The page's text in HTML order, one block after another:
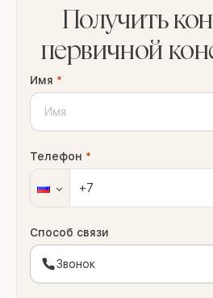
Получить
первичной
Имя *
Телефон *
Способ связи
Звонок